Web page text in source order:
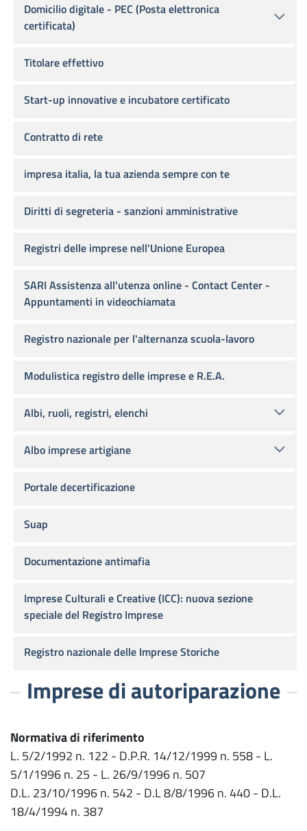
Imprese di autoriparazione
Normativa di riferimento
L. 5/2/1992 n. 122 - D.P.R. 14/12/1999 n. 558 - L.
5/1/1996 n. 25 - L. 26/9/1996 n. 507
D.L. 23/10/1996 n. 542 - D.L 8/8/1996 n. 440 - D.L.
18/4/1994 n. 387
Domicilio digitale - PEC (Posta elettronica
certificata)
Titolare effettivo
Start-up innovative e incubatore certificato
Contratto di rete
impresa italia, la tua azienda sempre con te
Diritti di segreteria - sanzioni amministrative
Registri delle imprese nell'Unione Europea
SARI Assistenza all'utenza online - Contact Center -
Appuntamenti in videochiamata
Registro nazionale per l'alternanza scuola-lavoro
Modulistica registro delle imprese e R.E.A.
Albi, ruoli, registri, elenchi
Albo imprese artigiane
Portale decertificazione
Suap
Documentazione antimafia
Imprese Culturali e Creative (ICC): nuova sezione
speciale del Registro Imprese
Registro nazionale delle Imprese Storiche